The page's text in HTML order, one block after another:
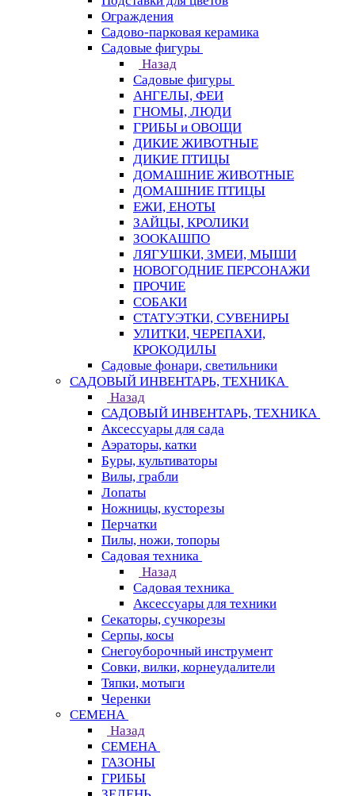
Ограждения
Садово-парковая керамика
Садовые фигуры
Назад
Садовые фигуры
АНГЕЛЫ, ФЕИ
ГНОМЫ, ЛЮДИ
ГРИБЫ и ОВОЩИ
ДИКИЕ ЖИВОТНЫЕ
ДИКИЕ ПТИЦЫ
ДОМАШНИЕ ЖИВОТНЫЕ
ДОМАШНИЕ ПТИЦЫ
ЕЖИ, ЕНОТЫ
ЗАЙЦЫ, КРОЛИКИ
ЗООКАШПО
ЛЯГУШКИ, ЗМЕИ, МЫШИ
НОВОГОДНИЕ ПЕРСОНАЖИ
ПРОЧИЕ
СОБАКИ
СТАТУЭТКИ, СУВЕНИРЫ
УЛИТКИ, ЧЕРЕПАХИ,
КРОКОДИЛЫ
Садовые фонари, светильники
САДОВЫЙ ИНВЕНТАРЬ, ТЕХНИКА
Назад
САДОВЫЙ ИНВЕНТАРЬ, ТЕХНИКА
Аксессуары для сада
Аэраторы, катки
Буры, культиваторы
Вилы, грабли
Лопаты
Ножницы, кусторезы
Перчатки
Пилы, ножи, топоры
Садовая техника
Назад
Садовая техника
Аксессуары для техники
Секаторы, сучкорезы
Серпы, косы
Снегоуборочный инструмент
Совки, вилки, корнеудалители
Тяпки, мотыги
Черенки
СЕМЕНА
Назад
СЕМЕНА
ГАЗОНЫ
ГРИБЫ